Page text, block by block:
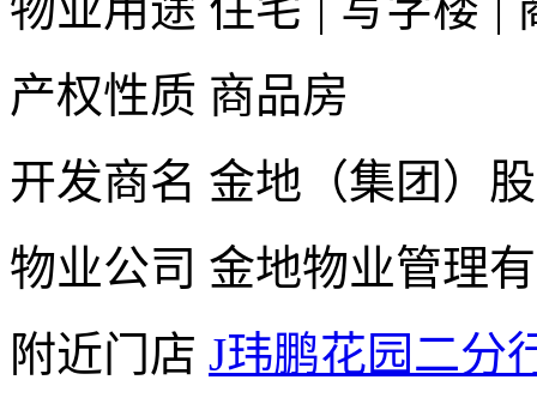
产权性质 商品房
开发商名 金地（集团）
物业公司 金地物业管理
附近门店 J玮鹏花园二分